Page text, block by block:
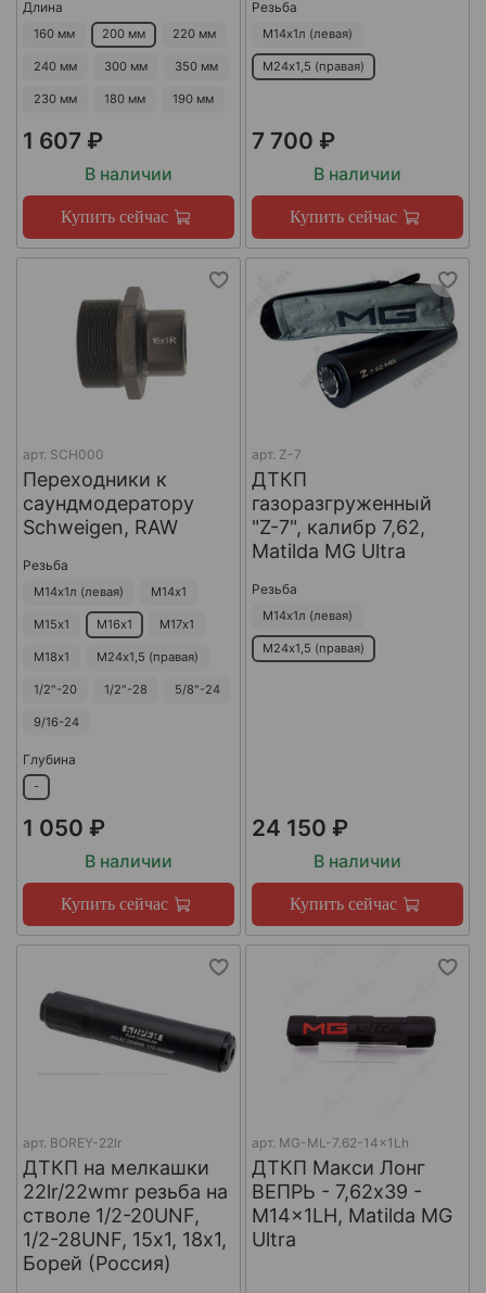
Длина
160 мм 200 мм 220 мм
240 мм 300 мм 350 мм
230 мм 180 мм 190 мм
1 607 ₽
В наличии
Купить сейчас
Резьба
М14х1л (левая)
М24х1,5 (правая)
7 700 ₽
В наличии
Купить сейчас
арт. SCH000
Переходники к
саундмодератору
Schweigen, RAW
Резьба
М14х1л (левая) М14х1
М15х1 М16х1 М17х1
М18х1 М24х1,5 (правая)
1/2"-20 1/2"-28 5/8"-24
9/16-24
Глубина
-
1 050 ₽
В наличии
Купить сейчас
арт. Z-7
ДТКП
газоразгруженный
"Z-7", калибр 7,62,
Matilda MG Ultra
Резьба
М14х1л (левая)
М24х1,5 (правая)
24 150 ₽
В наличии
Купить сейчас
арт. BOREY-22lr
ДТКП на мелкашки
22lr/22wmr резьба на
стволе 1/2-20UNF,
1/2-28UNF, 15х1, 18х1,
Борей (Россия)
арт. MG-ML-7.62-14x1Lh
ДТКП Макси Лонг
ВЕПРЬ - 7,62x39 -
M14x1LH, Matilda MG
Ultra